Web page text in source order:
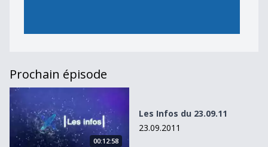
Prochain épisode
Les Infos du 23.09.11
00:12:58
Les Infos du 23.09.11
23.09.2011